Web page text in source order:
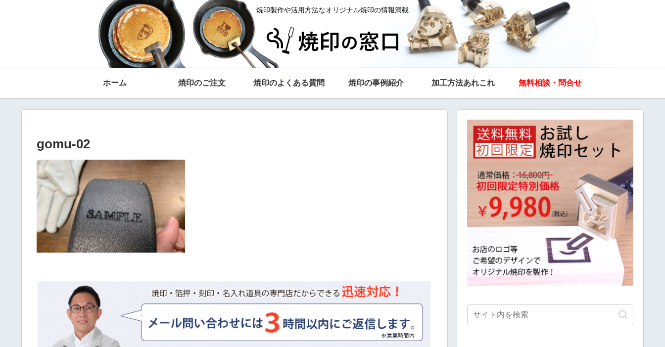
焼印製作や活用方法なオリジナル焼印の情報満載
ホーム 焼印のご注文 焼印のよくある質問 焼印の事例紹介 加工方法あれこれ 無料相談・問合せ
gomu-02